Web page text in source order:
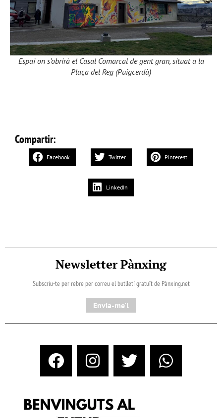
Espai on s’obrirà el Casal Comarcal de gent gran, situat a la
Plaça del Reg (Puigcerdà)
Compartir:
Facebook Twitter Pinterest
LinkedIn
Newsletter Pànxing
Subscriu-te per rebre per correu el butlletí gratuït de Pànxing.net​
Envia-me'l